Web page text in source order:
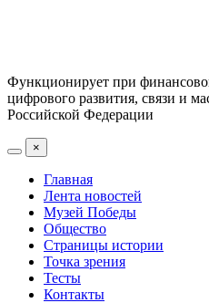
Функционирует при
цифрового развития, связи и
Российской Федерации
×
Главная
Лента новостей
Музей Победы
Общество
Страницы истории
Точка зрения
Тесты
Контакты